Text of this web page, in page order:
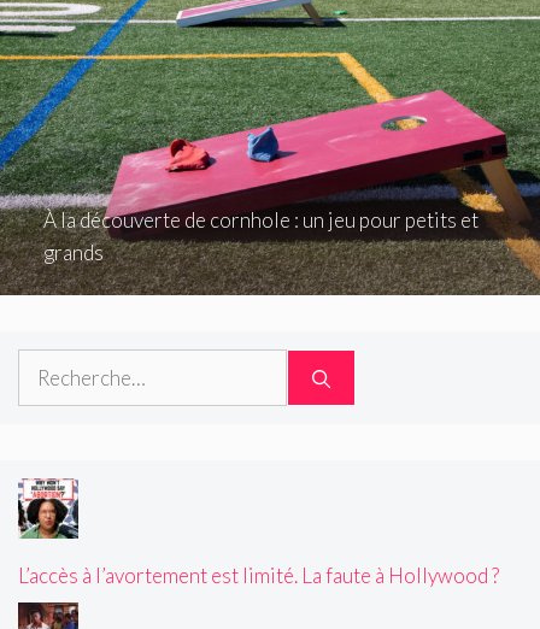
À la découverte de cornhole : un jeu pour petits et
grands
Rechercher :
L’accès à l’avortement est limité. La faute à Hollywood ?